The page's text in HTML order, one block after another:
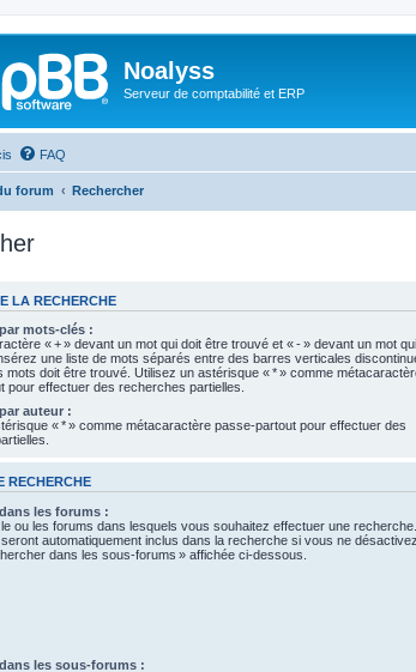
Noalyss
Serveur de comptabilité et ERP
FAQ
forum Rechercher
LA RECHERCHE
mots-clés :
« + » devant un mot qui doit être trouvé et « - » devant un mot
une liste de mots séparés entre des barres verticales
mots doit être trouvé. Utilisez un astérisque « * » comme
pour effectuer des recherches partielles.
auteur :
« * » comme métacaractère passe-partout pour effectuer des
RECHERCHE
les forums :
ou les forums dans lesquels vous souhaitez effectuer une
automatiquement inclus dans la recherche si vous ne
dans les sous-forums » affichée ci-dessous.
les sous-forums :